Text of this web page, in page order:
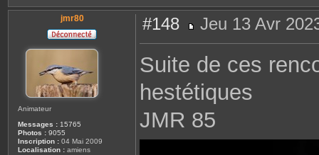
jmr80
Animateur
Messages : 15765
Photos : 9055
Inscription : 04 Mai 2009
Localisation : amiens
#148
e
a
e
Jeu 13 Avr
Suite de ces
hestétiques
JMR 85